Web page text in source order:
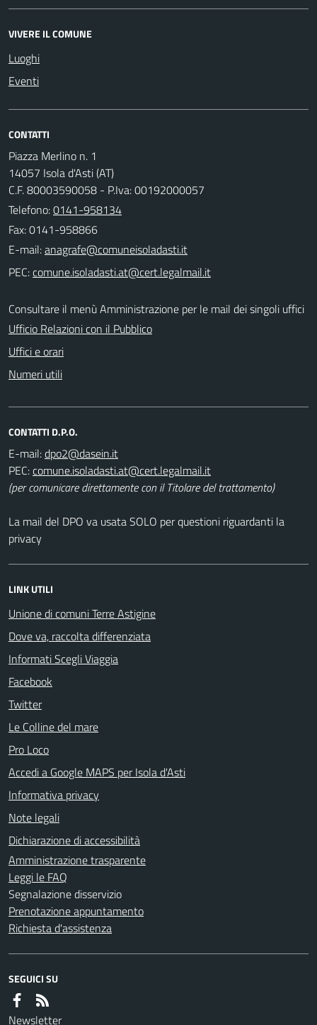
VIVERE IL COMUNE
Luoghi
Eventi
CONTATTI
Piazza Merlino n. 1
14057 Isola d'Asti (AT)
C.F. 80003590058 - P.Iva: 00192000057
Telefono:0141-958134
Fax: 0141-958866
E-mail:
PEC:
Consultare il menù Amministrazione per le mail dei singoli uffici
Ufficio Relazioni con il Pubblico
Uffici e orari
Numeri utili
CONTATTI D.P.O.
E-mail:
PEC:
(per comunicare direttamente con il Titolare del trattamento)
La mail del DPO va usata SOLO per questioni riguardanti la
privacy
LINK UTILI
Unione di comuni Terre Astigine
Dove va, raccolta differenziata
Informati Scegli Viaggia
Facebook
Twitter
Le Colline del mare
Pro Loco
Accedi a Google MAPS per Isola d'Asti
Informativa privacy
Note legali
Dichiarazione di accessibilità
Amministrazione trasparente
Leggi le FAQ
Segnalazione disservizio
Prenotazione appuntamento
Richiesta d'assistenza
SEGUICI SU
Newsletter